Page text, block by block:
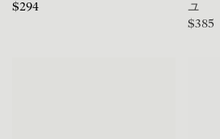
$294
ユ
$385